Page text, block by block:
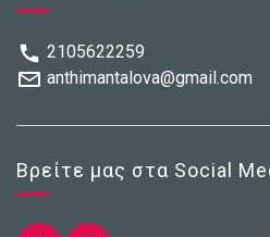
2105622259
anthimantalova@gmail.com
Βρείτε μας στα Social